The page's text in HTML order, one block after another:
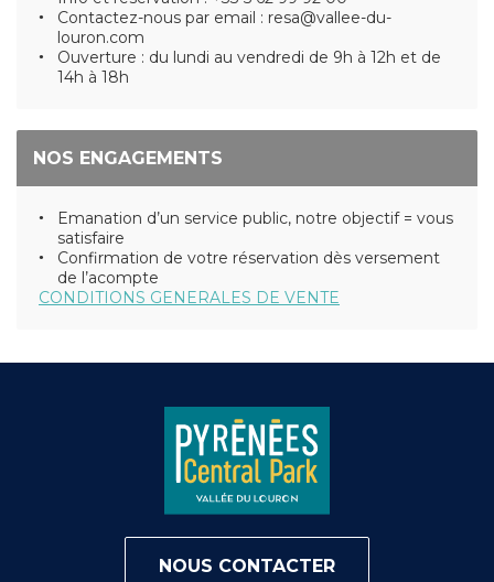
Contactez-nous par email : resa@vallee-du-
louron.com
Ouverture : du lundi au vendredi de 9h à 12h et de
14h à 18h
NOS ENGAGEMENTS
Emanation d’un service public, notre objectif = vous
satisfaire
Confirmation de votre réservation dès versement
de l’acompte
CONDITIONS GENERALES DE VENTE
NOUS CONTACTER